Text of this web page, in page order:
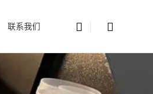
联系我们